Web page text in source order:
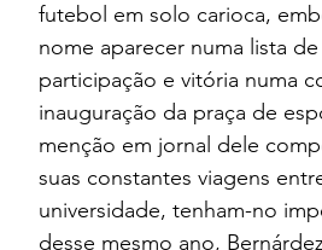
futebol em solo carioca,
nome aparecer numa lista
participação e vitória numa
inauguração da praça de
menção em jornal dele
suas constantes viagens
universidade, tenham-no
desse mesmo ano,